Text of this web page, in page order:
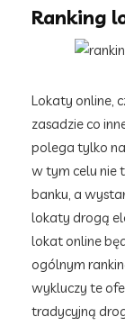
Ranking
Lokaty online,
zasadzie co
polega tylko
w tym celu nie
banku, a
lokaty drogą
lokat online
ogólnym
wykluczy te
tradycyjną